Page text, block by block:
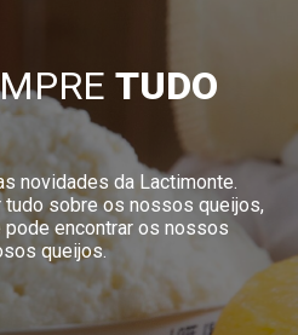
TUDO
novidades da Lactimonte.
tudo sobre os nossos queijos,
encontrar os nossos
queijos.